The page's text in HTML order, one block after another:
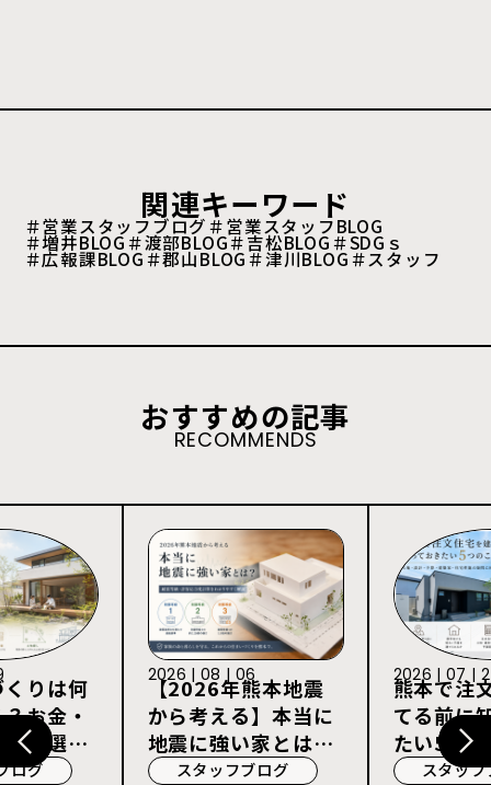
関連キーワード
＃営業スタッフブログ＃営業スタッフBLOG
＃増井BLOG＃渡部BLOG＃吉松BLOG＃SDGｓ
＃広報課BLOG＃郡山BLOG＃津川BLOG＃スタッフ
おすすめの記事
RECOMMENDS
りは何
お金・
社選び
ログ
【2026年熊本地震
から考える】本当に
地震に強い家とは？
耐震等級3・許容応
スタッフブログ
2026 | 08 | 06
熊本で注
てる前に
たい5つ
スタッ
2026 | 07 |